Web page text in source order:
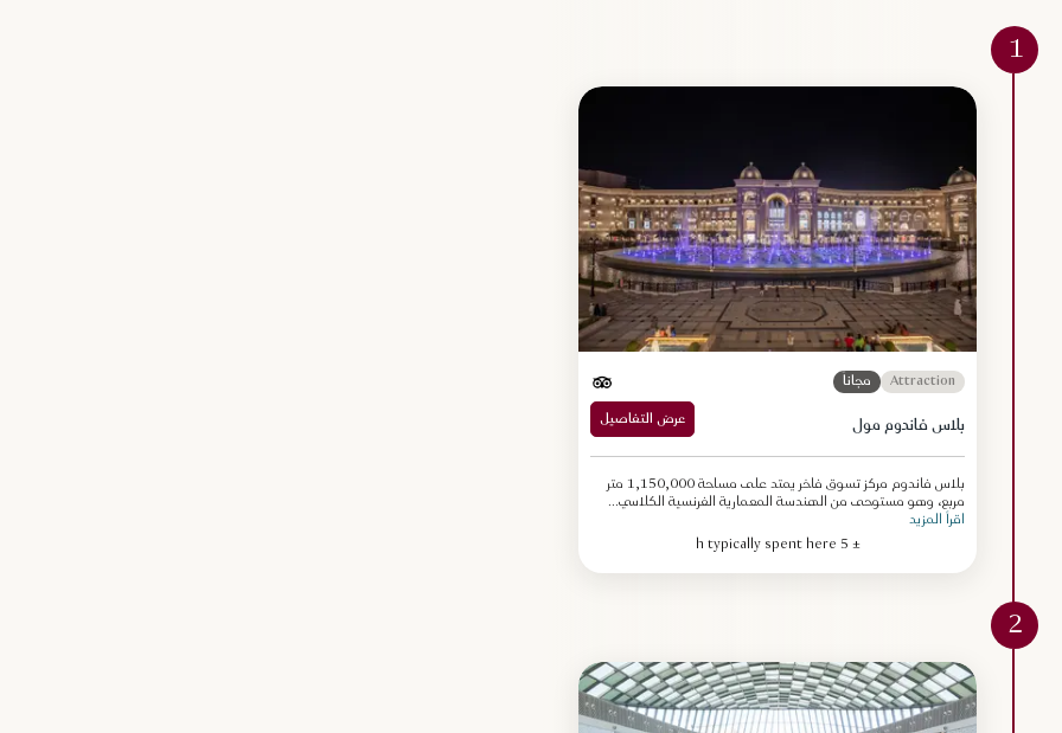
1
Attraction مجاناً
بلاس فاندوم مول عرض التفاصيل
بلاس فاندوم مركز تسوق فاخر يمتد على مساحة 1,150,000 متر
مربع، وهو مستوحى من الهندسة المعمارية الفرنسية الكلاسي...
اقرأ المزيد
± 5 h typically spent here
2